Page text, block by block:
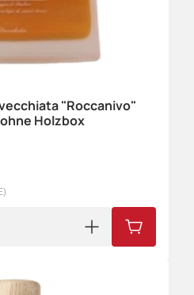
"Roccanivo"
Holzbox
IN DEN